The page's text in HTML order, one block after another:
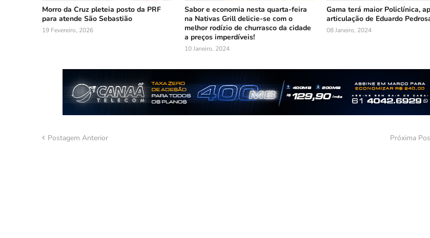
Morro da Cruz pleteia posto da PRF
para atende São Sebastião
19 Fevereiro, 2026
Sabor e economia nesta quarta-feira
na Nativas Grill delicie-se com o
melhor rodízio de churrasco da cidade
a preços imperdíveis!
10 Janeiro, 2024
Gama terá maior Policlínica,
articulação de Eduardo
08 Janeiro, 2024
Postagem Anterior Próxima